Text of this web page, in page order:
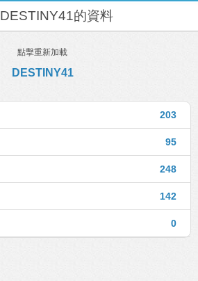
DESTINY41的資料
點擊重新加載
DESTINY41
203
95
248
142
0